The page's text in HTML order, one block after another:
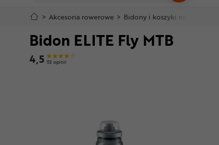
Szczegółowe informacje
Stopka
Odzież
Kaski
Buty
> Akcesoria rowerowe > Bidony i koszyki na bidony
Bidon ELITE Fly MTB
4,5 113 opinii